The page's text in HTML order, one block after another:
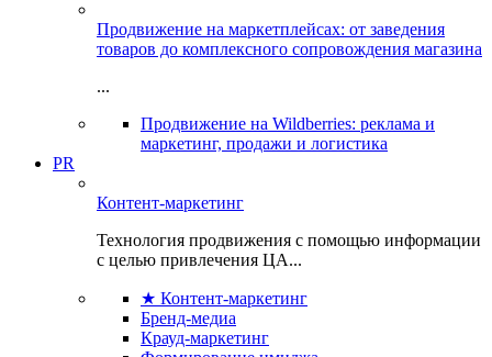
Продвижение на маркетплейсах: от заведения
товаров до комплексного сопровождения магазина
...
Продвижение на Wildberries: реклама и
маркетинг, продажи и логистика
PR
Контент-маркетинг
Технология продвижения с помощью информации
с целью привлечения ЦА...
★ Контент-маркетинг
Бренд-медиа
Крауд-маркетинг